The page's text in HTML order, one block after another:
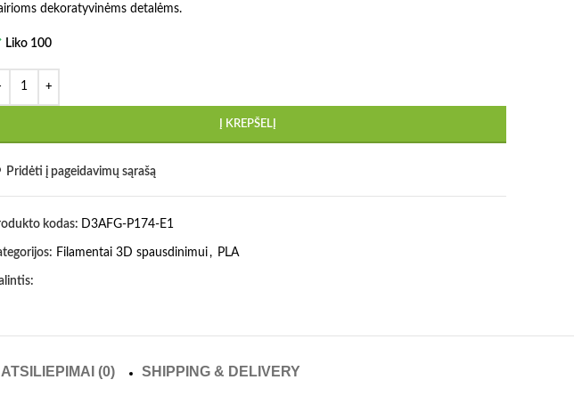
dekoratyvinėms detalėms.
Liko 100
Į KREPŠELĮ
Pridėti į pageidavimų sąrašą
kodas: D3AFG-P174-E1
Filamentai 3D spausdinimui, PLA
ATSILIEPIMAI (0) SHIPPING & DELIVERY